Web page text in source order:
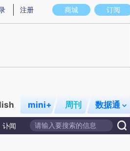
图存在偏差。不代表财新观点和立场。推荐点
商城 订阅
注册
mini+ 周刊 数据通
讣闻